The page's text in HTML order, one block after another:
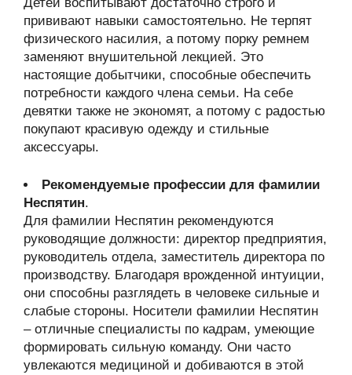
прививают навыки самостоятельно. Не терпят
физического насилия, а потому порку ремнем
заменяют внушительной лекцией. Это
настоящие добытчики, способные обеспечить
потребности каждого члена семьи. На себе
девятки также не экономят, а потому с радостью
покупают красивую одежду и стильные
аксессуары.
Рекомендуемые профессии для фамилии
Неспятин.
Для фамилии Неспятин рекомендуются
руководящие должности: директор предприятия,
руководитель отдела, заместитель директора по
производству. Благодаря врожденной интуиции,
они способны разглядеть в человеке сильные и
слабые стороны. Носители фамилии Неспятин
– отличные специалисты по кадрам, умеющие
формировать сильную команду. Они часто
увлекаются медициной и добиваются в этой